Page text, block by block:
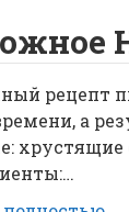
рецепт
а
хрустящие